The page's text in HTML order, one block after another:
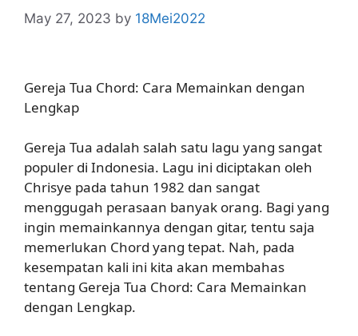
May 27, 2023 by 18Mei2022
Gereja Tua Chord: Cara Memainkan dengan
Lengkap
Gereja Tua adalah salah satu lagu yang sangat
populer di Indonesia. Lagu ini diciptakan oleh
Chrisye pada tahun 1982 dan sangat
menggugah perasaan banyak orang. Bagi yang
ingin memainkannya dengan gitar, tentu saja
memerlukan Chord yang tepat. Nah, pada
kesempatan kali ini kita akan membahas
tentang Gereja Tua Chord: Cara Memainkan
dengan Lengkap.